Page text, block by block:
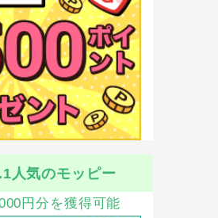
人気のモッピー
円分を獲得可能